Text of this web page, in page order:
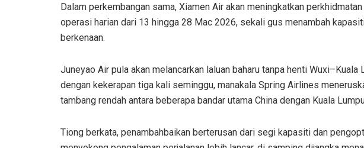
Dalam perkembangan sama, Xiamen Air akan meningkatkan
operasi harian dari 13 hingga 28 Mac 2026, sekali gus menambah
berkenaan.
Juneyao Air pula akan melancarkan laluan baharu tanpa henti
dengan kekerapan tiga kali seminggu, manakala Spring Airlines
tambang rendah antara beberapa bandar utama China dengan Kuala
Tiong berkata, penambahbaikan berterusan dari segi kapasiti dan